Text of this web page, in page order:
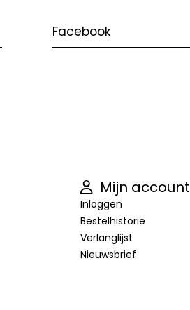
Facebook
Mijn account
Inloggen
Bestelhistorie
Verlanglijst
Nieuwsbrief